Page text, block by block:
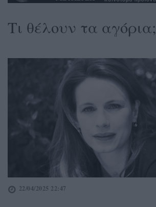
Τι θέλουν τα αγόρια;
22/04/2025 22:47